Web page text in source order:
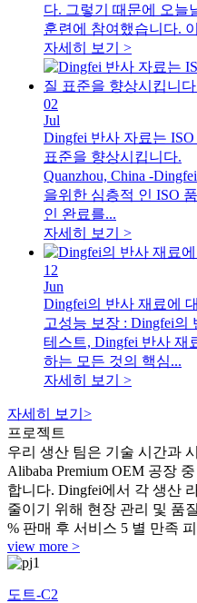
다. 그렇기 때문에 오늘
훈련에 참여했습니다.
자세히 보기 >
02
Jul
Dingfei 반사 자료는
표준을 향상시킵니다.
Quanzhou, China -
을위한 심층적 인 ISO
인 완료를...
자세히 보기 >
12
Jun
Dingfei의 반사 재료에
고성능 보장 : Dingfei의
테스트, Dingfei 반사 재
하는 모든 것의 핵심...
자세히 보기 >
자세히 보기>
프로젝트
우리 생산 팀은 기술 시간과
Alibaba Premium OEM 공장
합니다. Dingfei에서 각 생산
줄이기 위해 현장 관리 및 품
% 판매 후 서비스 5 별 만족
view more >
도트-C2